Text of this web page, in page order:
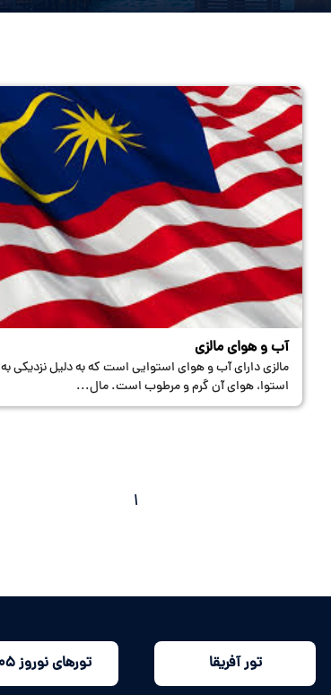
آب و هوای مالزی
مالزی دارای آب و هوای استوایی است که به دلیل نزدیکی به
استوا، هوای آن گرم و مرطوب است. مال...
1
تور آفریقا تورهای نوروز 1405